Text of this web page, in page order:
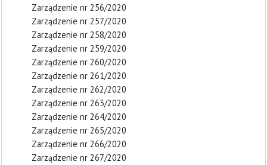
Zarządzenie nr 256/2020
Zarządzenie nr 257/2020
Zarządzenie nr 258/2020
Zarządzenie nr 259/2020
Zarządzenie nr 260/2020
Zarządzenie nr 261/2020
Zarządzenie nr 262/2020
Zarządzenie nr 263/2020
Zarządzenie nr 264/2020
Zarządzenie nr 265/2020
Zarządzenie nr 266/2020
Zarządzenie nr 267/2020